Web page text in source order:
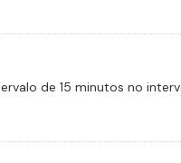
de 15 minutos no